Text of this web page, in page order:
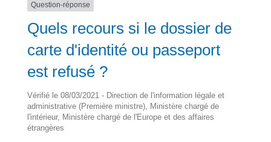
Question-réponse
Quels recours si le dossier de
carte d'identité ou passeport
est refusé ?
Vérifié le 08/03/2021 - Direction de l'information légale et
administrative (Première ministre), Ministère chargé de
l'intérieur, Ministère chargé de l'Europe et des affaires
étrangères